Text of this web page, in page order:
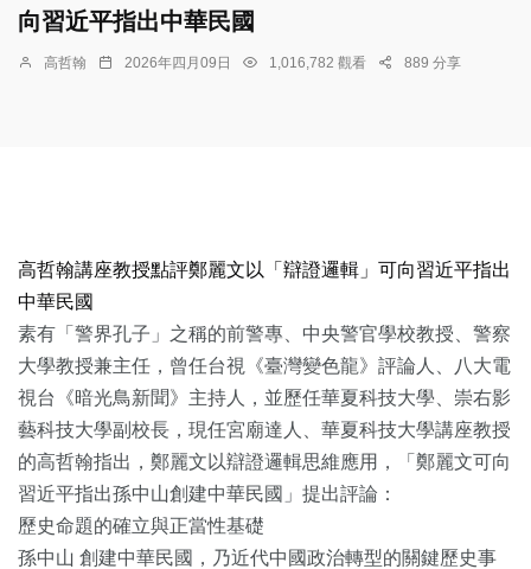
向習近平指出中華民國
高哲翰 2026年四月09日 1,016,782 觀看 889 分享
高哲翰講座教授點評鄭麗文以「辯證邏輯」可向習近平指出
中華民國
素有「警界孔子」之稱的前警專、中央警官學校教授、警察
大學教授兼主任，曾任台視《臺灣變色龍》評論人、八大電
視台《暗光鳥新聞》主持人，並歷任華夏科技大學、崇右影
藝科技大學副校長，現任宮廟達人、華夏科技大學講座教授
的高哲翰指出，鄭麗文以辯證邏輯思維應用，「鄭麗文可向
習近平指出孫中山創建中華民國」提出評論：
歷史命題的確立與正當性基礎
孫中山 創建中華民國，乃近代中國政治轉型的關鍵歷史事